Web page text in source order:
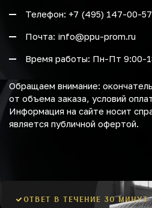
Телефон: +7 (495) 147-00-57
Почта: info@ppu-prom.ru
Время работы: Пн-Пт 9:00-
Обращаем внимание:
от объема заказа, условий
Информация на сайте носит
является публичной офертой.
ОТВЕТ В ТЕЧЕНИЕ 30 МИНУТ